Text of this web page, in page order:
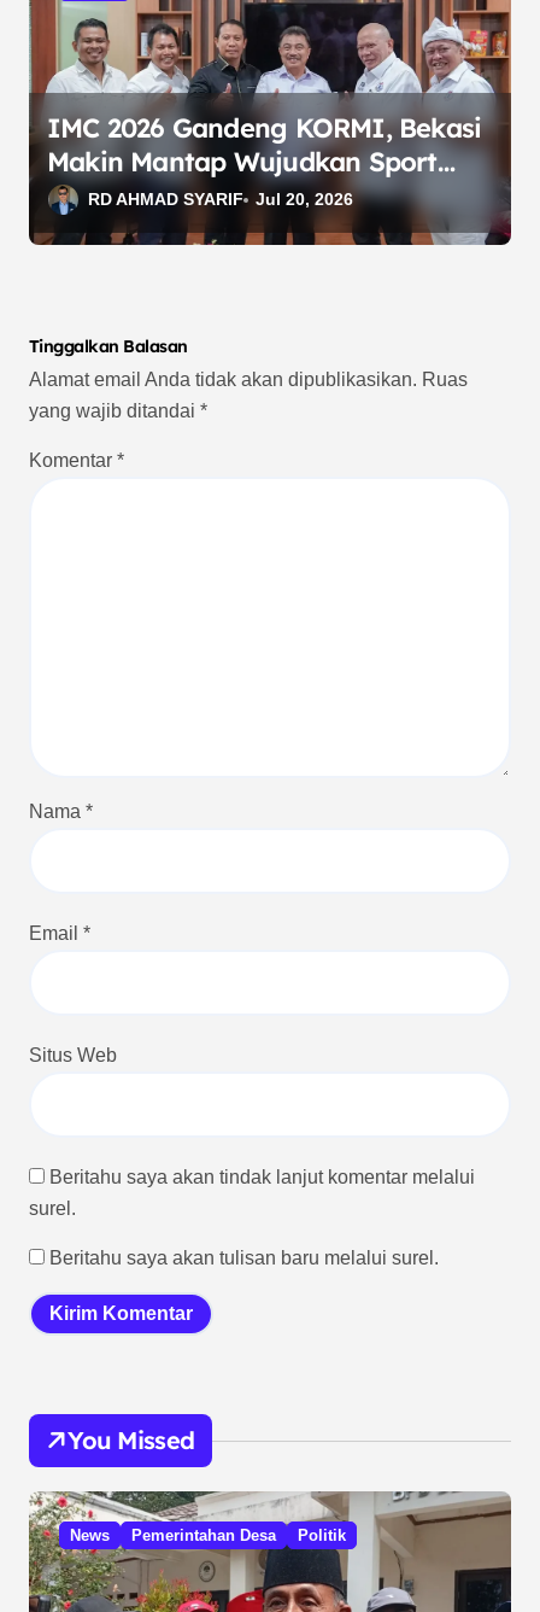
IMC 2026 Gandeng KORMI, Bekasi
Makin Mantap Wujudkan Sport
CityRD AHMAD SYARIF Jul 20, 2026
Tinggalkan Balasan
Alamat email Anda tidak akan dipublikasikan. Ruas
yang wajib ditandai *
Komentar *
Nama *
Email *
Situs Web
Beritahu saya akan tindak lanjut komentar melalui
surel.
Beritahu saya akan tulisan baru melalui surel.
You Missed
News Pemerintahan Desa Politik